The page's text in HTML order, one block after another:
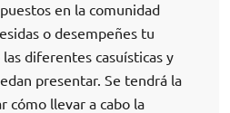
en la comunidad
o desempeñes tu
diferentes casuísticas y
presentar. Se tendrá la
cómo llevar a cabo la